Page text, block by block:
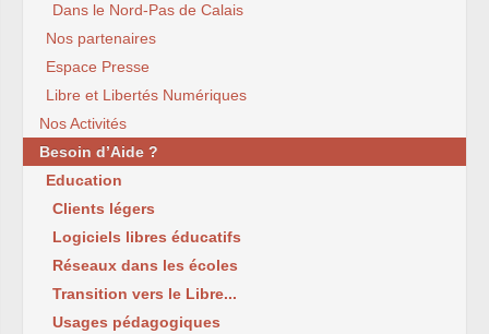
Dans le Nord-Pas de Calais
Nos partenaires
Espace Presse
Libre et Libertés Numériques
Nos Activités
Besoin d’Aide ?
Education
Clients légers
Logiciels libres éducatifs
Réseaux dans les écoles
Transition vers le Libre...
Usages pédagogiques